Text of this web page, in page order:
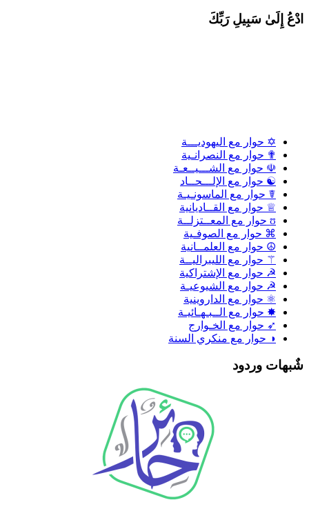
إِلَىٰ سَبِيلِ رَبِّكَ
✡ حوار مع اليهوديـــة
✟ حوار مع النصرانـية
☫ حوار مع الشـــيــعـة
☯ حوار مع الإلـــحــاد
☤ حوار مع الماسونـيـة
♕ حوار مع القــاديانية
ʊ حوار مع المعــتزلــة
⌘ حوار مع الصوفـية
☮ حوار مع العلمــانية
⚚ حوار مع الليبراليــة
☭ حوار مع الإشتراكية
☭ حوار مع الشيوعيـة
⚛ حوار مع الداروينية
✸ حوار مع الــبـهـائيـة
➶ حوار مع الخـوارج
◑ حوار مع منكري السنة
وردود